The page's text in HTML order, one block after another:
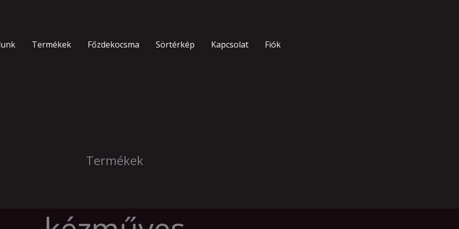
Termékek Főzdekocsma Sörtérkép Kapcsolat Fiók
Termékek